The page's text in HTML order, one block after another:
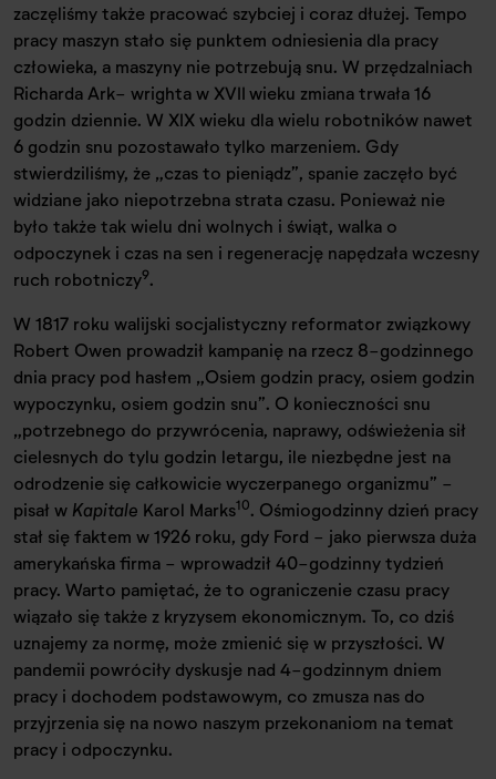
zaczęliśmy także pracować szybciej i coraz dłużej. Tempo
pracy maszyn stało się punktem odniesienia dla pracy
człowieka, a maszyny nie potrzebują snu. W przędzalniach
Richarda Ark- wrighta w XVII wieku zmiana trwała 16
godzin dziennie. W XIX wieku dla wielu robotników nawet
6 godzin snu pozostawało tylko marzeniem. Gdy
stwierdziliśmy, że „czas to pieniądz”, spanie zaczęło być
widziane jako niepotrzebna strata czasu. Ponieważ nie
było także tak wielu dni wolnych i świąt, walka o
odpoczynek i czas na sen i regenerację napędzała wczesny
ruch robotniczy9.
W 1817 roku walijski socjalistyczny reformator związkowy
Robert Owen prowadził kampanię na rzecz 8-godzinnego
dnia pracy pod hasłem „Osiem godzin pracy, osiem godzin
wypoczynku, osiem godzin snu”. O konieczności snu
„potrzebnego do przywrócenia, naprawy, odświeżenia sił
cielesnych do tylu godzin letargu, ile niezbędne jest na
odrodzenie się całkowicie wyczerpanego organizmu” -
pisał w Kapitale Karol Marks10. Ośmiogodzinny dzień pracy
stał się faktem w 1926 roku, gdy Ford - jako pierwsza duża
amerykańska firma - wprowadził 40-godzinny tydzień
pracy. Warto pamiętać, że to ograniczenie czasu pracy
wiązało się także z kryzysem ekonomicznym. To, co dziś
uznajemy za normę, może zmienić się w przyszłości. W
pandemii powróciły dyskusje nad 4-godzinnym dniem
pracy i dochodem podstawowym, co zmusza nas do
przyjrzenia się na nowo naszym przekonaniom na temat
pracy i odpoczynku.